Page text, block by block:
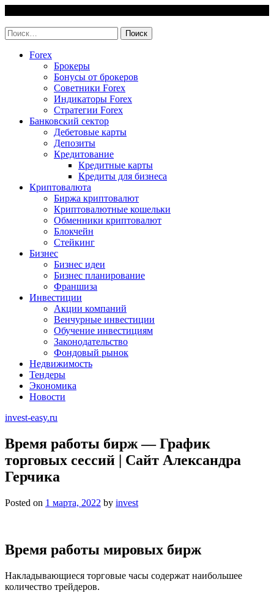
content
Найти:
Forex
Брокеры
Бонусы от брокеров
Советники Forex
Индикаторы Forex
Стратегии Forex
Банковский сектор
Дебетовые карты
Депозиты
Кредитование
Кредитные карты
Кредиты для бизнеса
Криптовалюта
Биржа криптовалют
Криптовалютные кошельки
Обменники криптовалют
Блокчейн
Стейкинг
Бизнес
Бизнес идеи
Бизнес планирование
Франшиза
Инвестиции
Акции компаний
Венчурные инвестиции
Обучение инвестициям
Законодательство
Фондовый рынок
Недвижимость
Тендеры
Экономика
Новости
invest-easy.ru
Время работы бирж — График
торговых сессий | Сайт Александра
Герчика
Posted on 1 марта, 2022 by invest
Время работы мировых бирж
Накладывающиеся торговые часы содержат наибольшее
количество трейдеров.